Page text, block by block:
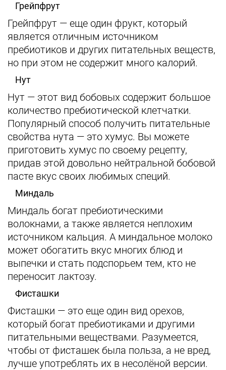
Грейпфрут
Грейпфрут — еще один фрукт, который
является отличным источником
пребиотиков и других питательных веществ,
но при этом не содержит много калорий.
Нут
Нут — этот вид бобовых содержит большое
количество пребиотической клетчатки.
Популярный способ получить питательные
свойства нута — это хумус. Вы можете
приготовить хумус по своему рецепту,
придав этой довольно нейтральной бобовой
пасте вкус своих любимых специй.
Миндаль
Миндаль богат пребиотическими
волокнами, а также является неплохим
источником кальция. А миндальное молоко
может обогатить вкус многих блюд и
выпечки и стать подспорьем тем, кто не
переносит лактозу.
Фисташки
Фисташки — это еще один вид орехов,
который богат пребиотиками и другими
питательными веществами. Разумеется,
чтобы от фисташек была польза, а не вред,
лучше употреблять их в несолёной версии.